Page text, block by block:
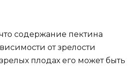
содержание пектина
от зрелости
плодах его может быть